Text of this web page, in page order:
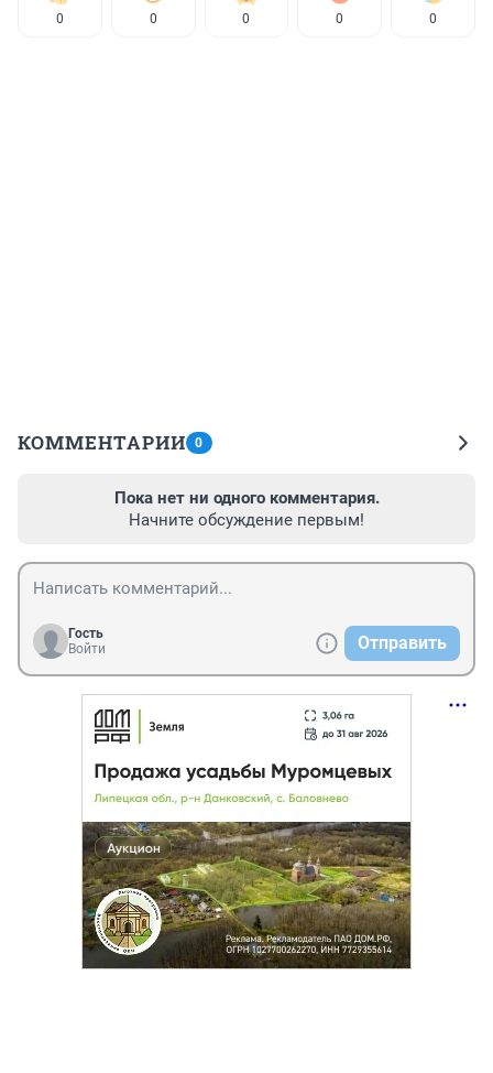
0 0 0 0 0
КОММЕНТАРИИ 0
Пока нет ни одного комментария.
Начните обсуждение первым!
Гость
Войти
Отправить